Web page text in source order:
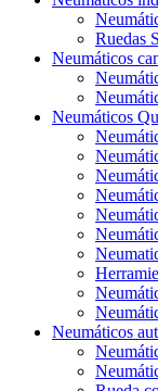
Ruedas
Neumáticos
Neumáticos
Neumáticos